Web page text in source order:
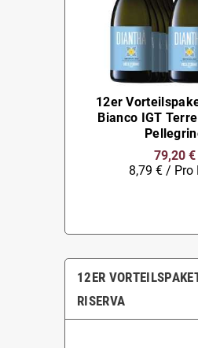
12er
Bianco IGT
79,20 €
8,79 € / Pro
12ER
RISERVA